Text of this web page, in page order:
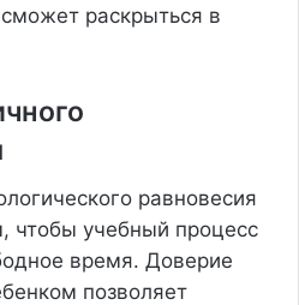
раскрыться в
равновесия
чтобы учебный процесс
время. Доверие
позволяет